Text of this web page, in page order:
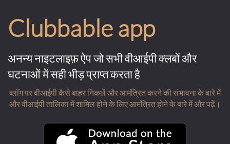
Clubbable app
अनन्य नाइटलाइफ़ ऐप जो सभी वीआईपी क्लबों और
घटनाओं में सही भीड़ प्राप्त करता है
ब्लॉग पर वीआईपी कैसे बाहर निकलें और आमंत्रित करने की संभावना के बारे में
और वीआईपी तालिका में शामिल होने के लिए आमंत्रित होने के बारे में और पढ़ें।